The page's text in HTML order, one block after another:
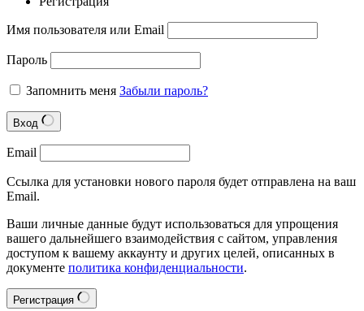
Имя пользователя или Email
Пароль
Запомнить меня Забыли пароль?
Вход
Email
Ссылка для установки нового пароля будет отправлена на ваш
Email.
Ваши личные данные будут использоваться для упрощения
вашего дальнейшего взаимодействия с сайтом, управления
доступом к вашему аккаунту и других целей, описанных в
документе политика конфиденциальности.
Регистрация